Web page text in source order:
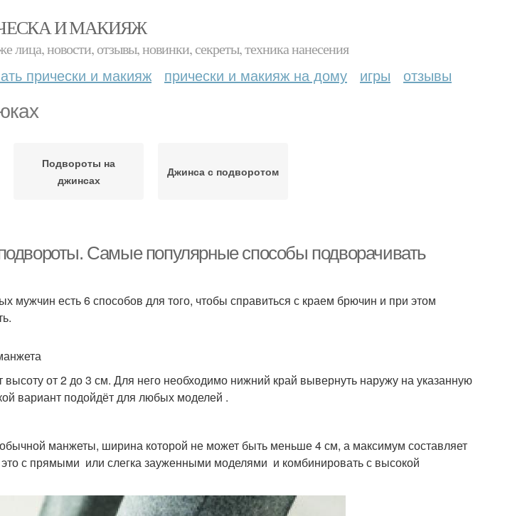
И МАКИЯЖ
лица, новости, отзывы, новинки, секреты, техника нанесения
прически и макияж прически и макияж на дому игры отзывы
Подвороты на
джинсах
Джинса с подворотом
Самые популярные способы подворачивать
мужчин есть 6 способов для того, чтобы справиться с краем брючин и при этом
от 2 до 3 см. Для него необходимо нижний край вывернуть наружу на указанную
вариант подойдёт для любых моделей .
манжеты, ширина которой не может быть меньше 4 см, а максимум составляет
с прямыми или слегка зауженными моделями и комбинировать с высокой